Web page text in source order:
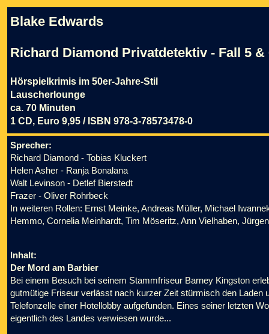
Blake Edwards
Richard Diamond Privatdetektiv - Fall 5 &
Hörspielkrimis im 50er-Jahre-Stil
Lauscherlounge
ca. 70 Minuten
1 CD, Euro 9,95 / ISBN 978-3-78573478-0
Sprecher:
Richard Diamond - Tobias Kluckert
Helen Asher - Ranja Bonalana
Walt Levinson - Detlef Bierstedt
Frazer - Oliver Rohrbeck
In weiteren Rollen: Ernst Meinke, Andreas Müller, Michael
Hemmo, Cornelia Meinhardt, Tim Möseritz, Ann Vielhaben,
Inhalt:
Der Mord am Barbier
Bei einem Besuch bei seinem Stammfriseur Barney Kingston
gutmütige Friseur verlässt nach kurzer Zeit stürmisch den Laden
Telefonzelle einer Hotellobby aufgefunden. Eines seiner letzten
eigentlich des Landes verwiesen wurde...